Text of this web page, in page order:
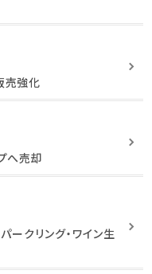
売強化
へ売却
ークリング・ワイン生